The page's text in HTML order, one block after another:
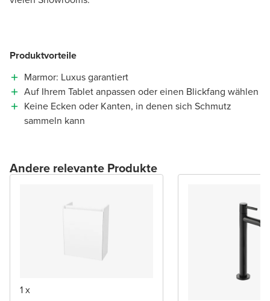
Produktvorteile
Marmor: Luxus garantiert
Auf Ihrem Tablet anpassen oder einen Blickfang wählen
Keine Ecken oder Kanten, in denen sich Schmutz
sammeln kann
Andere relevante Produkte
1 x